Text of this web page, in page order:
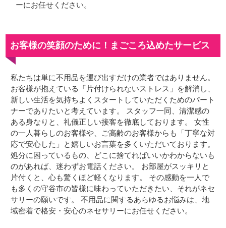
ーにお任せください。
お客様の笑顔のために！まごころ込めたサービス
私たちは単に不用品を運び出すだけの業者ではありません。
お客様が抱えている「片付けられないストレス」を解消し、
新しい生活を気持ちよくスタートしていただくためのパート
ナーでありたいと考えています。 スタッフ一同、清潔感の
ある身なりと、礼儀正しい接客を徹底しております。 女性
の一人暮らしのお客様や、ご高齢のお客様からも「丁寧な対
応で安心した」と嬉しいお言葉を多くいただいております。
処分に困っているもの、どこに捨てればいいかわからないも
のがあれば、迷わずお電話ください。 お部屋がスッキリと
片付くと、心も驚くほど軽くなります。 その感動を一人で
も多くの守谷市の皆様に味わっていただきたい、それがネセ
サリーの願いです。 不用品に関するあらゆるお悩みは、地
域密着で格安・安心のネセサリーにお任せください。